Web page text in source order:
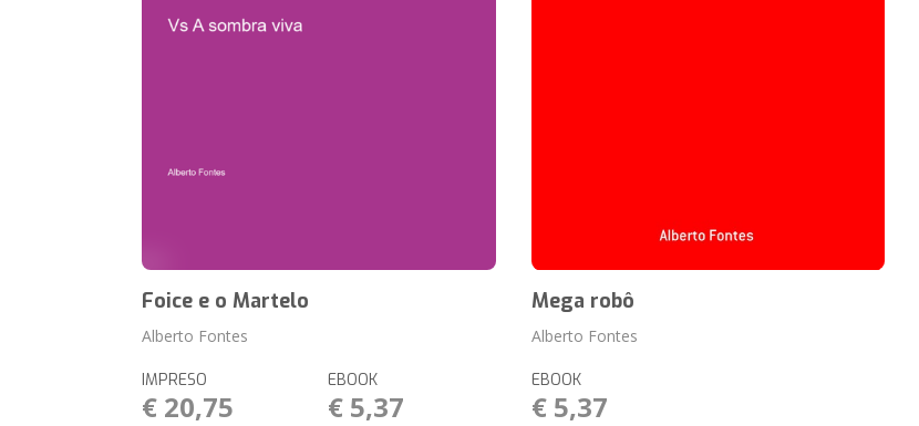
Foice e o Martelo
Alberto Fontes
IMPRESO
€ 20,75
EBOOK
€ 5,37
Mega robô
Alberto Fontes
EBOOK
€ 5,37